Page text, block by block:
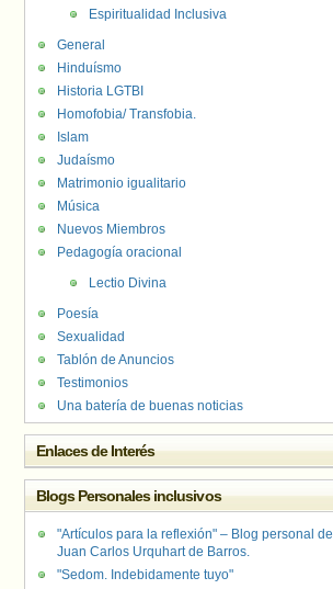
Espiritualidad Inclusiva
General
Hinduísmo
Historia LGTBI
Homofobia/ Transfobia.
Islam
Judaísmo
Matrimonio igualitario
Música
Nuevos Miembros
Pedagogía oracional
Lectio Divina
Poesía
Sexualidad
Tablón de Anuncios
Testimonios
Una batería de buenas noticias
Enlaces de Interés
Blogs Personales inclusivos
"Artículos para la reflexión" – Blog personal de
Juan Carlos Urquhart de Barros.
"Sedom. Indebidamente tuyo"